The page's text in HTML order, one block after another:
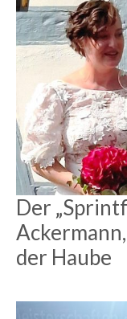
Der
der Haube